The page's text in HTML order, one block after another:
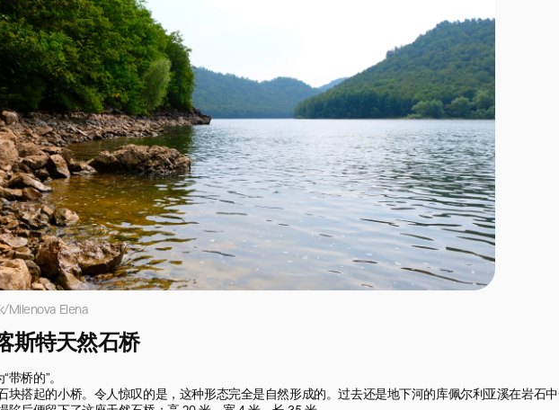
Milenova Elena
斯特天然石桥
带桥的”。
块搭起的小桥。令人惊叹的是，这种形态完全是自然形成的。过去还是地下河的库佩尔利亚溪在岩石